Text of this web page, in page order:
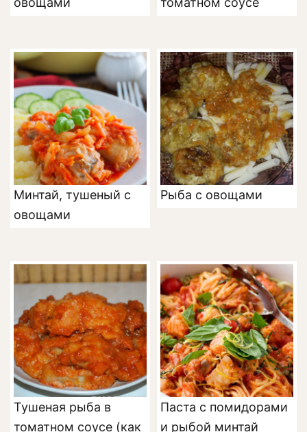
Минтай, тушеный с
овощами
Рыба с овощами
Тушеная рыба в
томатном соусе (как
Паста с помидорами
и рыбой минтай